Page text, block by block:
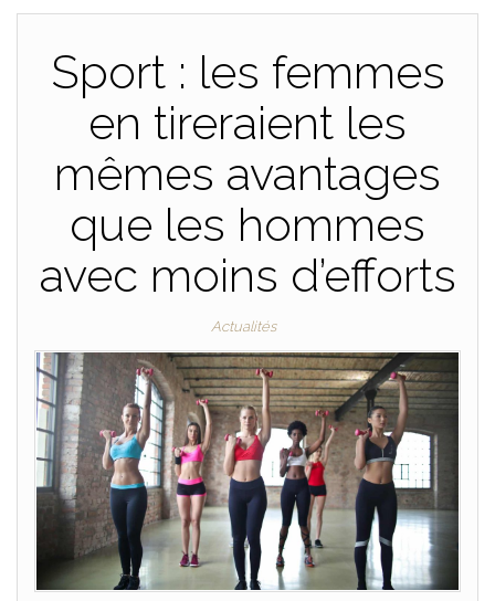
Sport : les femmes
en tireraient les
mêmes avantages
que les hommes
avec moins d’efforts
Actualités